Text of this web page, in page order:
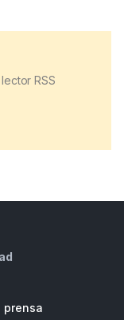
RSS
prensa